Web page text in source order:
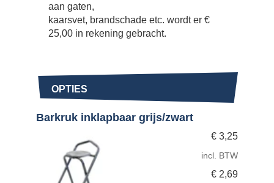
aan gaten,
kaarsvet, brandschade etc. wordt er €
25,00 in rekening gebracht.
OPTIES
Barkruk inklapbaar grijs/zwart
€ 3,25
incl. BTW
€ 2,69